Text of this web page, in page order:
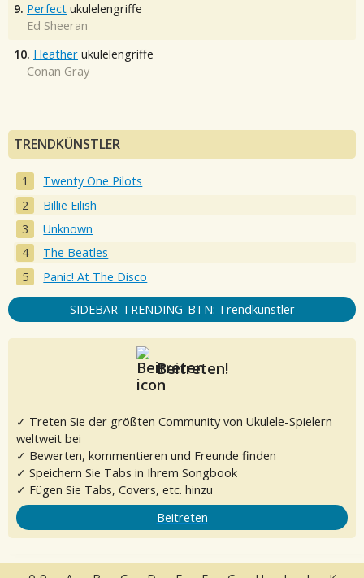
9. Perfect ukulelengriffe
Ed Sheeran
10. Heather ukulelengriffe
Conan Gray
TRENDKÜNSTLER
Twenty One Pilots
Billie Eilish
Unknown
The Beatles
Panic! At The Disco
SIDEBAR_TRENDING_BTN: Trendkünstler
Beitreten!
✓ Treten Sie der größten Community von Ukulele-Spielern
weltweit bei
✓ Bewerten, kommentieren und Freunde finden
✓ Speichern Sie Tabs in Ihrem Songbook
✓ Fügen Sie Tabs, Covers, etc. hinzu
Beitreten